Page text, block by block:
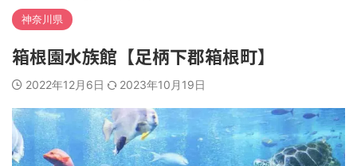
神奈川県
箱根園水族館【足柄下郡箱根町】
2022年12月6日 2023年10月19日